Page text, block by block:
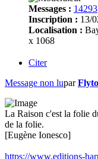
Messages : 14293
Inscription : 13/
Localisation :
x 1068
Citer
Message non lupar
La Raison c'est la folie
de la folie.
[Eugène Ionesco]
https://www.editions-